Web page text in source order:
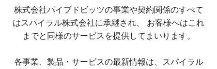
株式会社パイプドビッツの事業や契約関係のすべて
はスパイラル株式会社に承継され、
お客様へはこれ
までと同様のサービスを提供してまいります。
各事業、製品・サービスの最新情報は、スパイラル